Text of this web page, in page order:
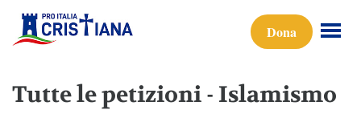
Dona
Tutte le petizioni - Islamismo